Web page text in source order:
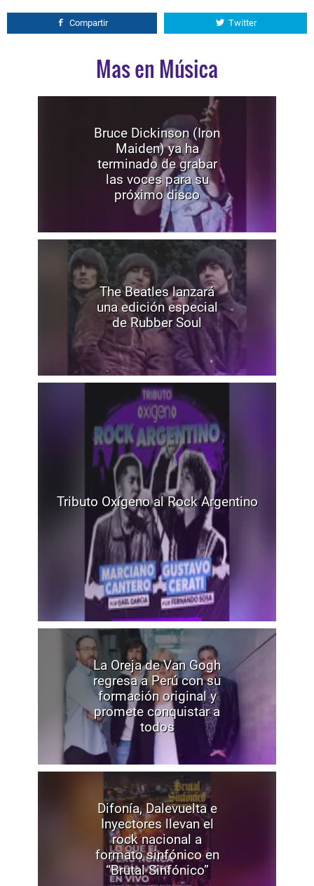
Compartir Twitter
Mas en Música
Bruce Dickinson (Iron
Maiden) ya ha
terminado de grabar
las voces para su
próximo disco
The Beatles lanzará
una edición especial
de Rubber Soul
Tributo Oxígeno al Rock Argentino
La Oreja de Van Gogh
regresa a Perú con su
formación original y
promete conquistar a
todos
Difonía, Dalevuelta e
Inyectores llevan el
rock nacional a
formato sinfónico en
“Brutal Sinfónico”